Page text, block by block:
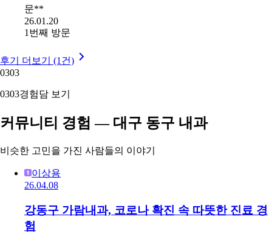
문**
26.01.20
1번째 방문
후기 더보기 (1건)
0303
0303경험담 보기
커뮤니티 경험 — 대구 동구 내과
비슷한 고민을 가진 사람들의 이야기
이상용
26.04.08
강동구 가람내과, 코로나 확진 속 따뜻한 진료 경
험